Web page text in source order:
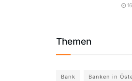
Themen
Bank Banken in